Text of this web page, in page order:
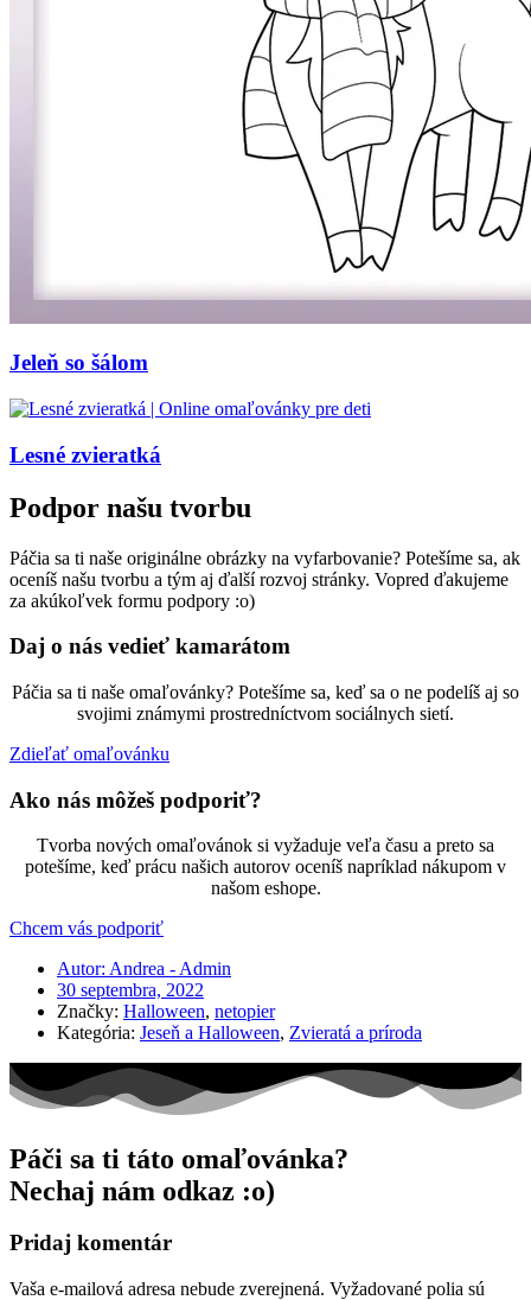
Jeleň so šálom
Lesné zvieratká
Podpor našu tvorbu
Páčia sa ti naše originálne obrázky na vyfarbovanie? Potešíme sa, ak
oceníš našu tvorbu a tým aj ďalší rozvoj stránky. Vopred ďakujeme
za akúkoľvek formu podpory :o)
Daj o nás vedieť kamarátom
Páčia sa ti naše omaľovánky? Potešíme sa, keď sa o ne podelíš aj so
svojimi známymi prostredníctvom sociálnych sietí.
Zdieľať omaľovánku
Ako nás môžeš podporiť?
Tvorba nových omaľovánok si vyžaduje veľa času a preto sa
potešíme, keď prácu našich autorov oceníš napríklad nákupom v
našom eshope.
Chcem vás podporiť
Autor: Andrea - Admin
30 septembra, 2022
Značky: Halloween, netopier
Kategória: Jeseň a Halloween, Zvieratá a príroda
Páči sa ti táto omaľovánka?
Nechaj nám odkaz :o)
Pridaj komentár
Vaša e-mailová adresa nebude zverejnená. Vyžadované polia sú